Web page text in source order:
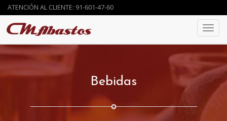
ATENCIÓN AL CLIENTE: 91-601-47-60
ATENCIÓN AL CLIENTE: 91-601-47-60
Bebidas